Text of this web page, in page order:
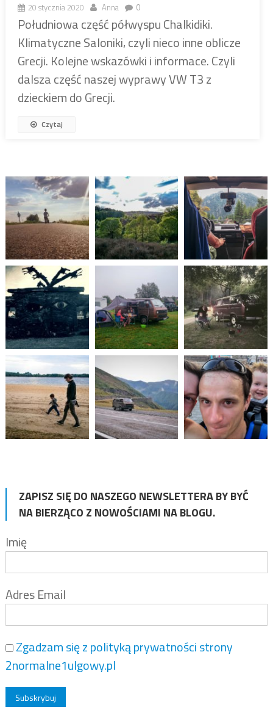
20 stycznia 2020 Anna 0
Południowa część półwyspu Chalkidiki.
Klimatyczne Saloniki, czyli nieco inne oblicze
Grecji. Kolejne wskazówki i informace. Czyli
dalsza część naszej wyprawy VW T3 z
dzieckiem do Grecji.
Czytaj
ZAPISZ SIĘ DO NASZEGO NEWSLETTERA BY BYĆ
NA BIERZĄCO Z NOWOŚCIAMI NA BLOGU.
Imię
Adres Email
Zgadzam się z polityką prywatności strony
2normalne1ulgowy.pl